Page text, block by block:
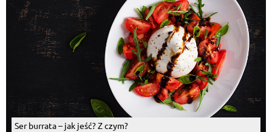
Ser burrata – jak jeść? Z czym?